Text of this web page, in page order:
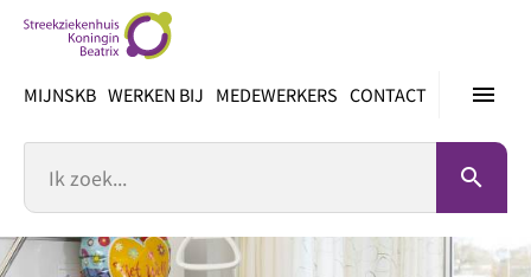
inhoud
menu
MIJNSKB WERKEN BIJ MEDEWERKERS CONTACT
search